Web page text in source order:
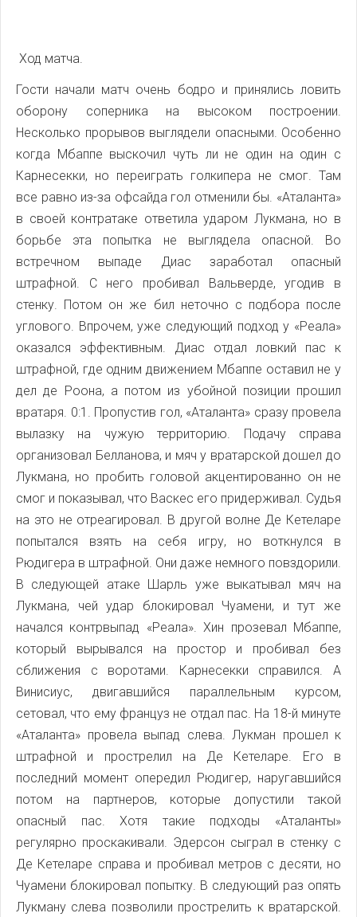
Ход матча.
Гости начали матч очень бодро и принялись ловить
оборону соперника на высоком построении.
Несколько прорывов выглядели опасными. Особенно
когда Мбаппе выскочил чуть ли не один на один с
Карнесекки, но переиграть голкипера не смог. Там
все равно из-за офсайда гол отменили бы. «Аталанта»
в своей контратаке ответила ударом Лукмана, но в
борьбе эта попытка не выглядела опасной. Во
встречном выпаде Диас заработал опасный
штрафной. С него пробивал Вальверде, угодив в
стенку. Потом он же бил неточно с подбора после
углового. Впрочем, уже следующий подход у «Реала»
оказался эффективным. Диас отдал ловкий пас к
штрафной, где одним движением Мбаппе оставил не у
дел де Роона, а потом из убойной позиции прошил
вратаря. 0:1. Пропустив гол, «Аталанта» сразу провела
вылазку на чужую территорию. Подачу справа
организовал Белланова, и мяч у вратарской дошел до
Лукмана, но пробить головой акцентированно он не
смог и показывал, что Васкес его придерживал. Судья
на это не отреагировал. В другой волне Де Кетеларе
попытался взять на себя игру, но воткнулся в
Рюдигера в штрафной. Они даже немного повздорили.
В следующей атаке Шарль уже выкатывал мяч на
Лукмана, чей удар блокировал Чуамени, и тут же
начался контрвыпад «Реала». Хин прозевал Мбаппе,
который вырывался на простор и пробивал без
сближения с воротами. Карнесекки справился. А
Винисиус, двигавшийся параллельным курсом,
сетовал, что ему француз не отдал пас. На 18-й минуте
«Аталанта» провела выпад слева. Лукман прошел к
штрафной и прострелил на Де Кетеларе. Его в
последний момент опередил Рюдигер, наругавшийся
потом на партнеров, которые допустили такой
опасный пас. Хотя такие подходы «Аталанты»
регулярно проскакивали. Эдерсон сыграл в стенку с
Де Кетеларе справа и пробивал метров с десяти, но
Чуамени блокировал попытку. В следующий раз опять
Лукману слева позволили прострелить к вратарской.